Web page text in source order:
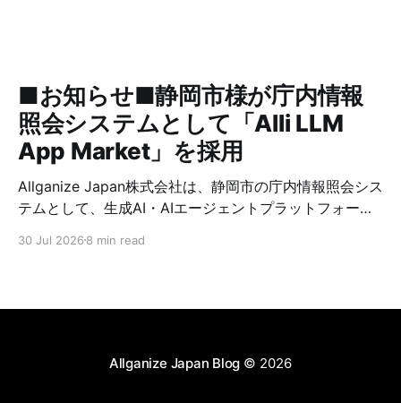
■お知らせ■静岡市様が庁内情報
照会システムとして「Alli LLM
App Market」を採用
Allganize Japan株式会社は、静岡市の庁内情報照会シス
テムとして、生成AI・AIエージェントプラットフォーム
らせいたします。 静岡市では、2026年7月より全職員を
根拠を提示する庁内情報照会システムを『職員向けFAQ
LLM App Marketの提供を通じて、静岡市における庁内
30 Jul 2026 8 min read
Allganize Japan Blog © 2026